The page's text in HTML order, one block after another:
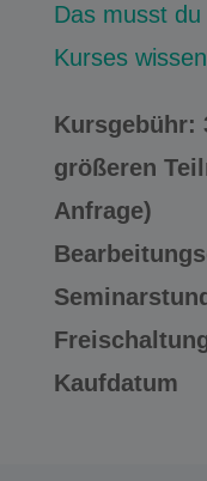
Das musst
Kurses
Kursgebühr:
größeren
Anfrage)
Kaufdatum